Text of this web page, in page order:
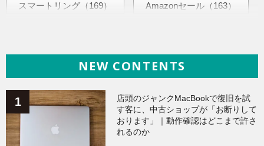
スマートリング （169） Amazonセール （163）
ヘルスケア（140）
Galaxy（136） ガジェット
ワークアウト （131）
NEW CONTENTS
店頭のジャンクMacBookで復旧を試
す客に、中古ショップが「お断りして
おります」｜動作確認はどこまで許さ
れるのか